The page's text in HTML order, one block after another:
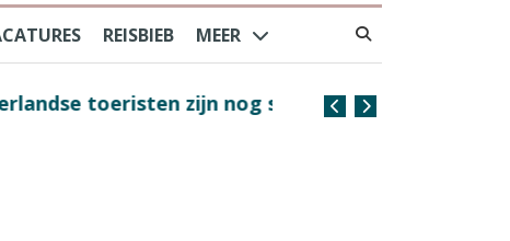
REISBIEB MEER
toeristen zijn nog steeds
Coffee with the